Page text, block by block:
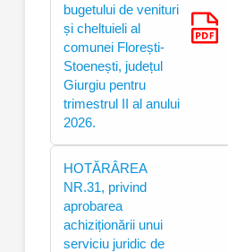
bugetului de venituri
și cheltuieli al
comunei Florești-
Stoenești, județul
Giurgiu pentru
trimestrul II al anului
2026.
HOTĂRÂREA
NR.31, privind
aprobarea
achiziționării unui
serviciu juridic de